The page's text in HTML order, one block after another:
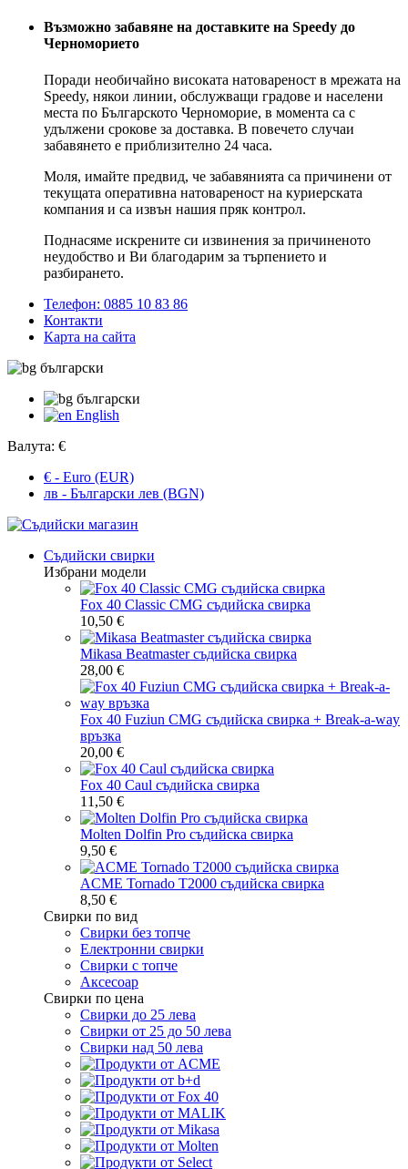
Възможно забавяне на доставките на Speedy до
Черноморието
Поради необичайно високата натовареност в мрежата на
Speedy, някои линии, обслужващи градове и населени
места по Българското Черноморие, в момента са с
удължени срокове за доставка. В повечето случаи
забавянето е приблизително 24 часа.
Моля, имайте предвид, че забавянията са причинени от
текущата оперативна натовареност на куриерската
компания и са извън нашия пряк контрол.
Поднасяме искрените си извинения за причиненото
неудобство и Ви благодарим за търпението и
разбирането.
Телефон: 0885 10 83 86
Контакти
Карта на сайта
български
български
English
Валута: €
€ - Euro (EUR)
лв - Български лев (BGN)
Съдийски свирки
Избрани модели
Fox 40 Classic CMG съдийска свирка
10,50 €
Mikasa Beatmaster съдийска свирка
28,00 €
Fox 40 Fuziun CMG съдийска свирка + Break-a-way
връзка
20,00 €
Fox 40 Caul съдийска свирка
11,50 €
Molten Dolfin Pro съдийска свирка
9,50 €
ACME Tornado T2000 съдийска свирка
8,50 €
Свирки по вид
Свирки без топче
Електронни свирки
Свирки с топче
Аксесоар
Свирки по цена
Свирки до 25 лева
Свирки от 25 до 50 лева
Свирки над 50 лева